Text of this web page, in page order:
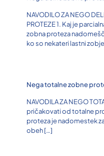
NAVODILO ZA NEGO
PROTEZE 1. Kaj je
zobna proteza
ko so nekateri lastni
Nega totalne zobne
NAVODILA ZA NEGO
pričakovati od totalne
proteza je nadomestek
obeh[…]